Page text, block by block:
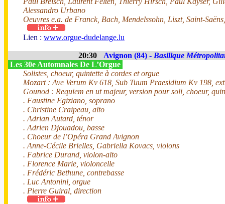
Alessandro Urbano
Oeuvres e.a. de Franck, Bach, Mendelssohn, Liszt, Saint-
Lien : www.orgue-dudelange.lu
20:30 Avignon (84) - Basilique
Les 30e Automnales De L’Orgue
Solistes, choeur, quintette à cordes et orgue
Mozart : Ave Verum Kv 618, Sub Tuum Praesidium Kv 198,
Gounod : Requiem en ut majeur, version pour soli, choeur,
. Faustine Egiziano, soprano
. Christine Craipeau, alto
. Adrian Autard, ténor
. Adrien Djouadou, basse
. Choeur de l’Opéra Grand Avignon
. Anne-Cécile Brielles, Gabriella Kovacs, violons
. Fabrice Durand, violon-alto
. Florence Marie, violoncelle
. Frédéric Bethune, contrebasse
. Luc Antonini, orgue
. Pierre Guiral, direction